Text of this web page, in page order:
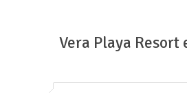
Vera Playa Resort